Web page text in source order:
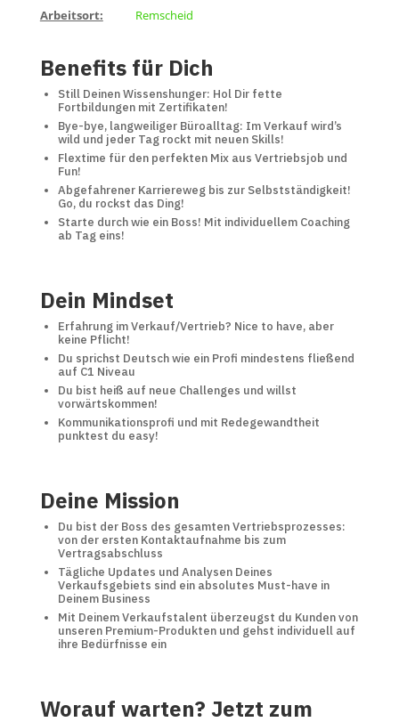
Arbeitsort: Remscheid
Benefits für Dich
Still Deinen Wissenshunger: Hol Dir fette
Fortbildungen mit Zertifikaten!
Bye-bye, langweiliger Büroalltag: Im Verkauf wird’s
wild und jeder Tag rockt mit neuen Skills!
Flextime für den perfekten Mix aus Vertriebsjob und
Fun!
Abgefahrener Karriereweg bis zur Selbstständigkeit!
Go, du rockst das Ding!
Starte durch wie ein Boss! Mit individuellem Coaching
ab Tag eins!
Dein Mindset
Erfahrung im Verkauf/Vertrieb? Nice to have, aber
keine Pflicht!
Du sprichst Deutsch wie ein Profi mindestens fließend
auf C1 Niveau
Du bist heiß auf neue Challenges und willst
vorwärtskommen!
Kommunikationsprofi und mit Redegewandtheit
punktest du easy!
Deine Mission
Du bist der Boss des gesamten Vertriebsprozesses:
von der ersten Kontaktaufnahme bis zum
Vertragsabschluss
Tägliche Updates und Analysen Deines
Verkaufsgebiets sind ein absolutes Must-have in
Deinem Business
Mit Deinem Verkaufstalent überzeugst du Kunden von
unseren Premium-Produkten und gehst individuell auf
ihre Bedürfnisse ein
Worauf warten? Jetzt zum